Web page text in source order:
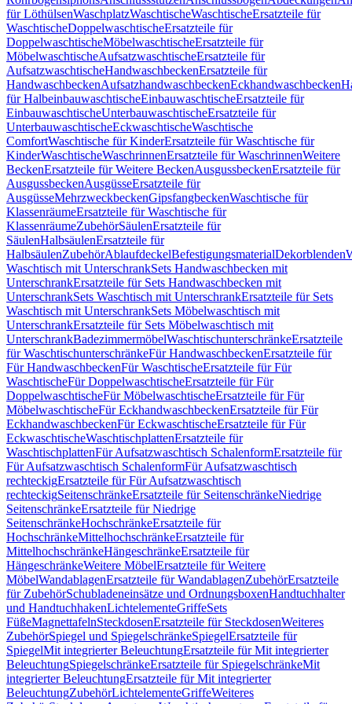
für LöthülsenWaschplatzWaschtischeWaschtischeErsatzteile für
WaschtischeDoppelwaschtischeErsatzteile für
DoppelwaschtischeMöbelwaschtischeErsatzteile für
MöbelwaschtischeAufsatzwaschtischeErsatzteile für
AufsatzwaschtischeHandwaschbeckenErsatzteile für
HandwaschbeckenAufsatzhandwaschbeckenEckhandwaschbecken
für HalbeinbauwaschtischeEinbauwaschtischeErsatzteile für
EinbauwaschtischeUnterbauwaschtischeErsatzteile für
UnterbauwaschtischeEckwaschtischeWaschtische
ComfortWaschtische für KinderErsatzteile für Waschtische für
KinderWaschtischeWaschrinnenErsatzteile für WaschrinnenWeitere
BeckenErsatzteile für Weitere BeckenAusgussbeckenErsatzteile für
AusgussbeckenAusgüsseErsatzteile für
AusgüsseMehrzweckbeckenGipsfangbeckenWaschtische für
KlassenräumeErsatzteile für Waschtische für
KlassenräumeZubehörSäulenErsatzteile für
SäulenHalbsäulenErsatzteile für
HalbsäulenZubehörAblaufdeckelBefestigungsmaterialDekorblenden
Waschtisch mit UnterschrankSets Handwaschbecken mit
UnterschrankErsatzteile für Sets Handwaschbecken mit
UnterschrankSets Waschtisch mit UnterschrankErsatzteile für Sets
Waschtisch mit UnterschrankSets Möbelwaschtisch mit
UnterschrankErsatzteile für Sets Möbelwaschtisch mit
UnterschrankBadezimmermöbelWaschtischunterschränkeErsatzteile
für WaschtischunterschränkeFür HandwaschbeckenErsatzteile für
Für HandwaschbeckenFür WaschtischeErsatzteile für Für
WaschtischeFür DoppelwaschtischeErsatzteile für Für
DoppelwaschtischeFür MöbelwaschtischeErsatzteile für Für
MöbelwaschtischeFür EckhandwaschbeckenErsatzteile für Für
EckhandwaschbeckenFür EckwaschtischeErsatzteile für Für
EckwaschtischeWaschtischplattenErsatzteile für
WaschtischplattenFür Aufsatzwaschtisch SchalenformErsatzteile für
Für Aufsatzwaschtisch SchalenformFür Aufsatzwaschtisch
rechteckigErsatzteile für Für Aufsatzwaschtisch
rechteckigSeitenschränkeErsatzteile für SeitenschränkeNiedrige
SeitenschränkeErsatzteile für Niedrige
SeitenschränkeHochschränkeErsatzteile für
HochschränkeMittelhochschränkeErsatzteile für
MittelhochschränkeHängeschränkeErsatzteile für
HängeschränkeWeitere MöbelErsatzteile für Weitere
MöbelWandablagenErsatzteile für WandablagenZubehörErsatzteile
für ZubehörSchubladeneinsätze und OrdnungsboxenHandtuchhalter
und HandtuchhakenLichtelementeGriffeSets
FüßeMagnettafelnSteckdosenErsatzteile für SteckdosenWeiteres
ZubehörSpiegel und SpiegelschränkeSpiegelErsatzteile für
SpiegelMit integrierter BeleuchtungErsatzteile für Mit integrierter
BeleuchtungSpiegelschränkeErsatzteile für SpiegelschränkeMit
integrierter BeleuchtungErsatzteile für Mit integrierter
BeleuchtungZubehörLichtelementeGriffeWeiteres